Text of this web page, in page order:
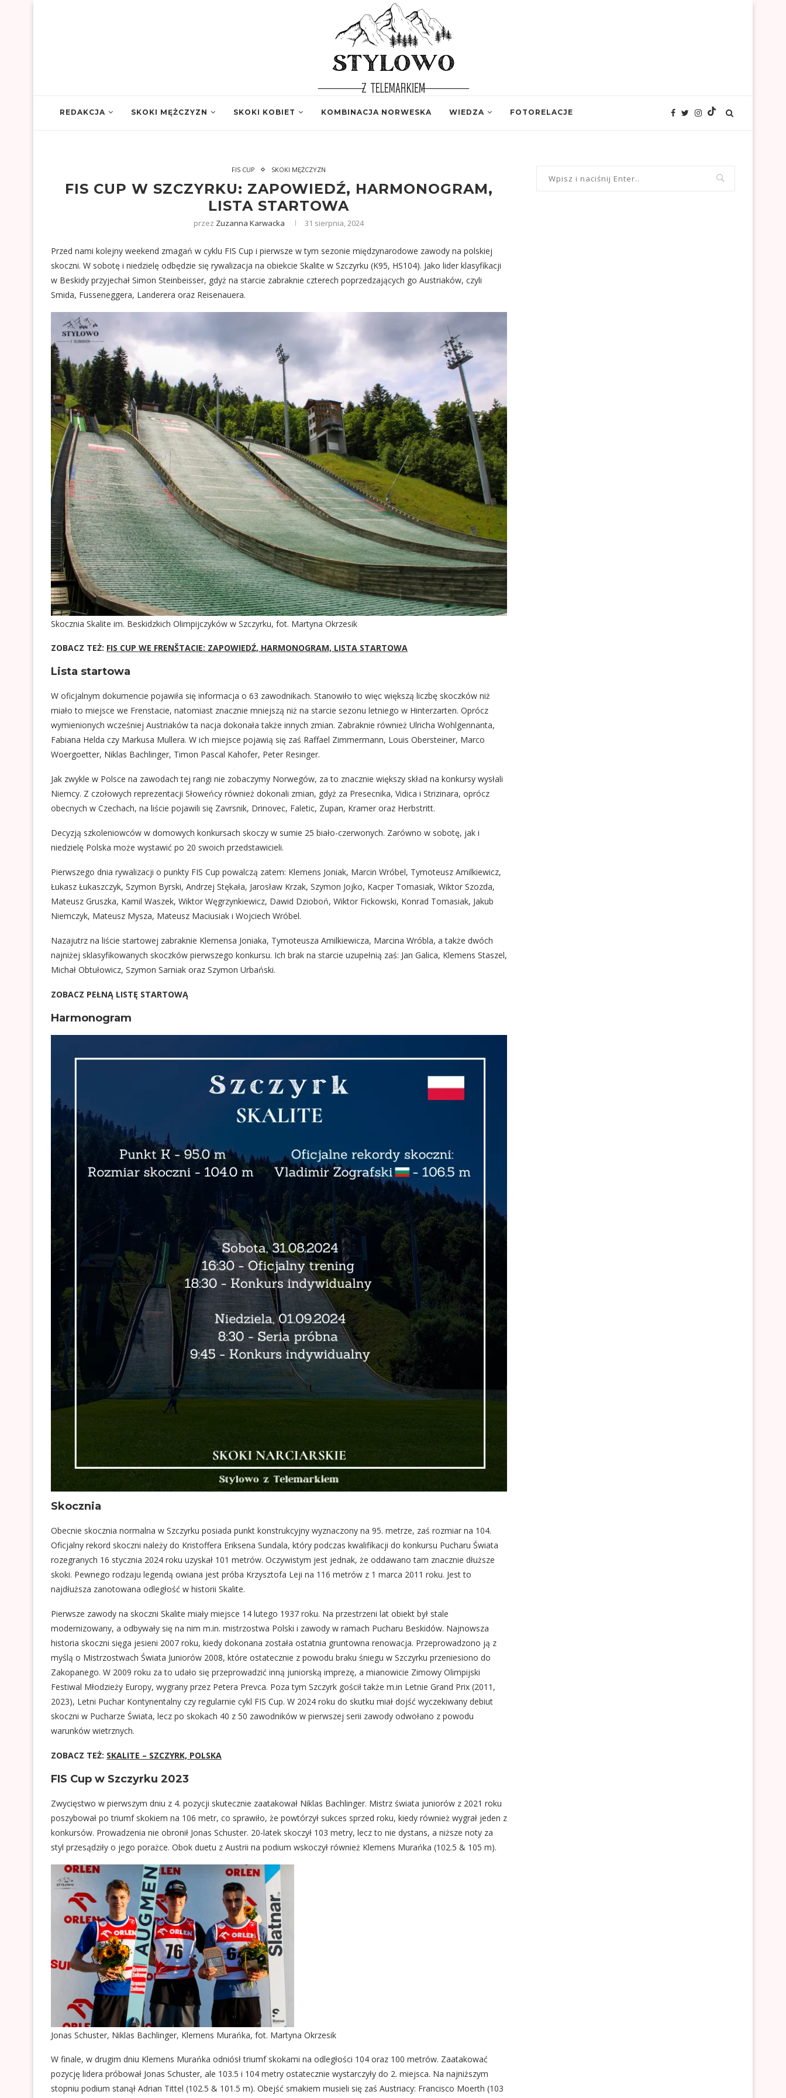
REDAKCJA SKOKI MĘŻCZYZN SKOKI KOBIET KOMBINACJA NORWESKA WIEDZA FOTORELACJE
FIS CUP SKOKI MĘŻCZYZN
FIS CUP W SZCZYRKU: ZAPOWIEDŹ, HARMONOGRAM,
LISTA STARTOWA
przez Zuzanna Karwacka 31 sierpnia, 2024
Przed nami kolejny weekend zmagań w cyklu FIS Cup i pierwsze w tym sezonie międzynarodowe zawody na polskiej
skoczni. W sobotę i niedzielę odbędzie się rywalizacja na obiekcie Skalite w Szczyrku (K95, HS104). Jako lider klasyfikacji
w Beskidy przyjechał Simon Steinbeisser, gdyż na starcie zabraknie czterech poprzedzających go Austriaków, czyli
Smida, Fusseneggera, Landerera oraz Reisenauera.
Skocznia Skalite im. Beskidzkich Olimpijczyków w Szczyrku, fot. Martyna Okrzesik
ZOBACZ TEŻ: FIS CUP WE FRENŠTACIE: ZAPOWIEDŹ, HARMONOGRAM, LISTA STARTOWA
Lista startowa
W oficjalnym dokumencie pojawiła się informacja o 63 zawodnikach. Stanowiło to więc większą liczbę skoczków niż
miało to miejsce we Frenstacie, natomiast znacznie mniejszą niż na starcie sezonu letniego w Hinterzarten. Oprócz
wymienionych wcześniej Austriaków ta nacja dokonała także innych zmian. Zabraknie również Ulricha Wohlgennanta,
Fabiana Helda czy Markusa Mullera. W ich miejsce pojawią się zaś Raffael Zimmermann, Louis Obersteiner, Marco
Woergoetter, Niklas Bachlinger, Timon Pascal Kahofer, Peter Resinger.
Jak zwykle w Polsce na zawodach tej rangi nie zobaczymy Norwegów, za to znacznie większy skład na konkursy wysłali
Niemcy. Z czołowych reprezentacji Słoweńcy również dokonali zmian, gdyż za Presecnika, Vidica i Strizinara, oprócz
obecnych w Czechach, na liście pojawili się Zavrsnik, Drinovec, Faletic, Zupan, Kramer oraz Herbstritt.
Decyzją szkoleniowców w domowych konkursach skoczy w sumie 25 biało-czerwonych. Zarówno w sobotę, jak i
niedzielę Polska może wystawić po 20 swoich przedstawicieli.
Pierwszego dnia rywalizacji o punkty FIS Cup powalczą zatem: Klemens Joniak, Marcin Wróbel, Tymoteusz Amilkiewicz,
Łukasz Łukaszczyk, Szymon Byrski, Andrzej Stękała, Jarosław Krzak, Szymon Jojko, Kacper Tomasiak, Wiktor Szozda,
Mateusz Gruszka, Kamil Waszek, Wiktor Węgrzynkiewicz, Dawid Dzioboń, Wiktor Fickowski, Konrad Tomasiak, Jakub
Niemczyk, Mateusz Mysza, Mateusz Maciusiak i Wojciech Wróbel.
Nazajutrz na liście startowej zabraknie Klemensa Joniaka, Tymoteusza Amilkiewicza, Marcina Wróbla, a także dwóch
najniżej sklasyfikowanych skoczków pierwszego konkursu. Ich brak na starcie uzupełnią zaś: Jan Galica, Klemens Staszel,
Michał Obtułowicz, Szymon Sarniak oraz Szymon Urbański.
ZOBACZ PEŁNĄ LISTĘ STARTOWĄ
Harmonogram
Skocznia
Obecnie skocznia normalna w Szczyrku posiada punkt konstrukcyjny wyznaczony na 95. metrze, zaś rozmiar na 104.
Oficjalny rekord skoczni należy do Kristoffera Eriksena Sundala, który podczas kwalifikacji do konkursu Pucharu Świata
rozegranych 16 stycznia 2024 roku uzyskał 101 metrów. Oczywistym jest jednak, że oddawano tam znacznie dłuższe
skoki. Pewnego rodzaju legendą owiana jest próba Krzysztofa Leji na 116 metrów z 1 marca 2011 roku. Jest to
najdłuższa zanotowana odległość w historii Skalite.
Pierwsze zawody na skoczni Skalite miały miejsce 14 lutego 1937 roku. Na przestrzeni lat obiekt był stale
modernizowany, a odbywały się na nim m.in. mistrzostwa Polski i zawody w ramach Pucharu Beskidów. Najnowsza
historia skoczni sięga jesieni 2007 roku, kiedy dokonana została ostatnia gruntowna renowacja. Przeprowadzono ją z
myślą o Mistrzostwach Świata Juniorów 2008, które ostatecznie z powodu braku śniegu w Szczyrku przeniesiono do
Zakopanego. W 2009 roku za to udało się przeprowadzić inną juniorską imprezę, a mianowicie Zimowy Olimpijski
Festiwal Młodzieży Europy, wygrany przez Petera Prevca. Poza tym Szczyrk gościł także m.in Letnie Grand Prix (2011,
2023), Letni Puchar Kontynentalny czy regularnie cykl FIS Cup. W 2024 roku do skutku miał dojść wyczekiwany debiut
skoczni w Pucharze Świata, lecz po skokach 40 z 50 zawodników w pierwszej serii zawody odwołano z powodu
warunków wietrznych.
ZOBACZ TEŻ: SKALITE – SZCZYRK, POLSKA
FIS Cup w Szczyrku 2023
Zwycięstwo w pierwszym dniu z 4. pozycji skutecznie zaatakował Niklas Bachlinger. Mistrz świata juniorów z 2021 roku
poszybował po triumf skokiem na 106 metr, co sprawiło, że powtórzył sukces sprzed roku, kiedy również wygrał jeden z
konkursów. Prowadzenia nie obronił Jonas Schuster. 20-latek skoczył 103 metry, lecz to nie dystans, a niższe noty za
styl przesądziły o jego porażce. Obok duetu z Austrii na podium wskoczył również Klemens Murańka (102.5 & 105 m).
Jonas Schuster, Niklas Bachlinger, Klemens Murańka, fot. Martyna Okrzesik
W finale, w drugim dniu Klemens Murańka odniósł triumf skokami na odległości 104 oraz 100 metrów. Zaatakować
pozycję lidera próbował Jonas Schuster, ale 103.5 i 104 metry ostatecznie wystarczyły do 2. miejsca. Na najniższym
stopniu podium stanął Adrian Tittel (102.5 & 101.5 m). Obejść smakiem musieli się zaś Austriacy: Francisco Moerth (103